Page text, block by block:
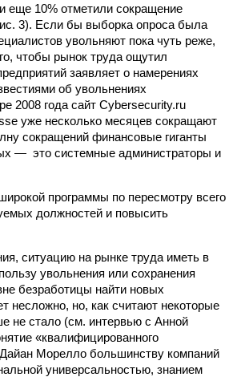
еще 10% отметили сокращение
3). Если бы выборка опроса была
увольняют пока чуть реже,
чтобы рынок труда ощутил
заявляет о намерениях
об увольнениях
2008 года сайт Cybersecurity.ru
уже несколько месяцев сокращают
сокращений финансовые гиганты
— это системные администраторы и
программы по пересмотру всего
должностей и повысить
ситуацию на рынке труда иметь в
увольнения или сохранения
безработицы найти новых
несложно, но, как считают некоторые
не стало (см. интервью с Анной
«квалифицированного
Морелло большинству компаний
универсальностью, знанием